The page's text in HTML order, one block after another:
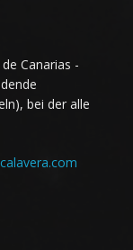
Canarias -
bei der alle